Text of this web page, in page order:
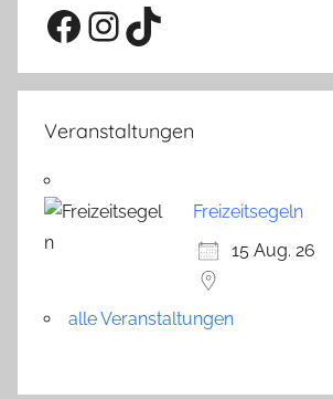
Facebook
Instagram
TikTok
Veranstaltungen
Freizeitsegeln
15 Aug. 26
alle Veranstaltungen